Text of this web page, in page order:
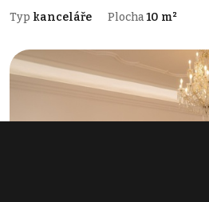
Typ kanceláře Plocha10 m²